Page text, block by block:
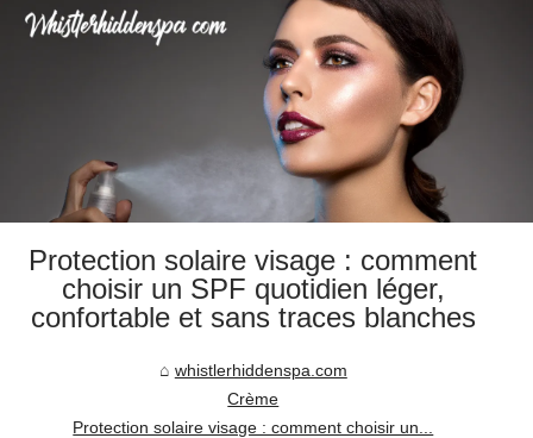
Protection solaire visage : comment
choisir un SPF quotidien léger,
confortable et sans traces blanches
whistlerhiddenspa.com
Crème
Protection solaire visage : comment choisir un...